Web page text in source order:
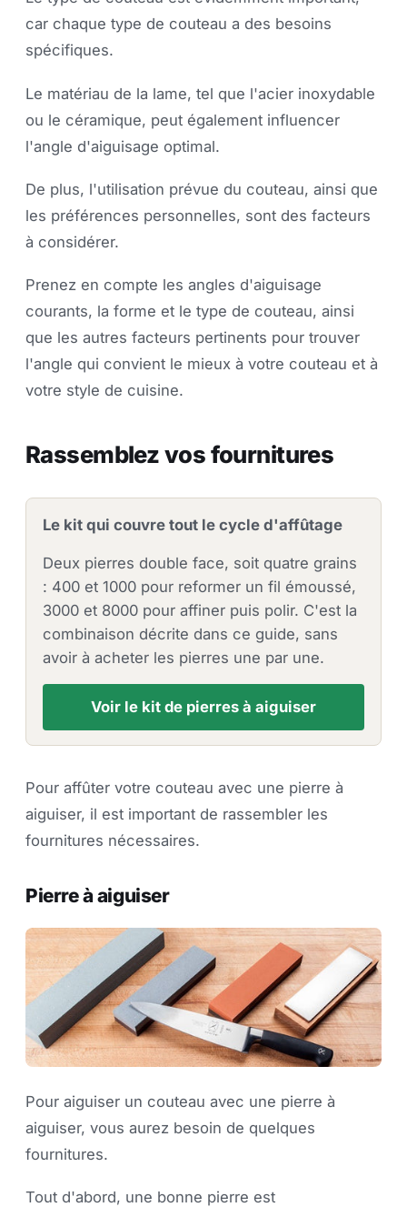
car chaque type de couteau a des besoins
spécifiques.
Le matériau de la lame, tel que l'acier inoxydable
ou le céramique, peut également influencer
l'angle d'aiguisage optimal.
De plus, l'utilisation prévue du couteau, ainsi que
les préférences personnelles, sont des facteurs
à considérer.
Prenez en compte les angles d'aiguisage
courants, la forme et le type de couteau, ainsi
que les autres facteurs pertinents pour trouver
l'angle qui convient le mieux à votre couteau et à
votre style de cuisine.
Rassemblez vos fournitures
Le kit qui couvre tout le cycle d'affûtage
Deux pierres double face, soit quatre grains
: 400 et 1000 pour reformer un fil émoussé,
3000 et 8000 pour affiner puis polir. C'est la
combinaison décrite dans ce guide, sans
avoir à acheter les pierres une par une.
Voir le kit de pierres à aiguiser
Pour affûter votre couteau avec une pierre à
aiguiser, il est important de rassembler les
fournitures nécessaires.
Pierre à aiguiser
Pour aiguiser un couteau avec une pierre à
aiguiser, vous aurez besoin de quelques
fournitures.
Tout d'abord, une bonne pierre est